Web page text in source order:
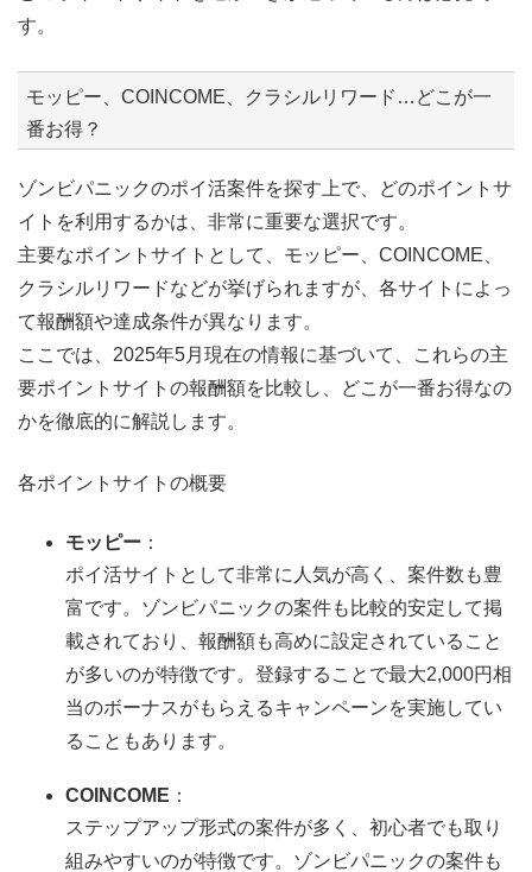
す。
モッピー、COINCOME、クラシルリワード…どこが一
番お得？
ゾンビパニックのポイ活案件を探す上で、どのポイントサ
イトを利用するかは、非常に重要な選択です。
主要なポイントサイトとして、モッピー、COINCOME、
クラシルリワードなどが挙げられますが、各サイトによっ
て報酬額や達成条件が異なります。
ここでは、2025年5月現在の情報に基づいて、これらの主
要ポイントサイトの報酬額を比較し、どこが一番お得なの
かを徹底的に解説します。
各ポイントサイトの概要
モッピー ：
ポイ活サイトとして非常に人気が高く、案件数も豊
富です。ゾンビパニックの案件も比較的安定して掲
載されており、報酬額も高めに設定されていること
が多いのが特徴です。登録することで最大2,000円相
当のボーナスがもらえるキャンペーンを実施してい
ることもあります。
COINCOME ：
ステップアップ形式の案件が多く、初心者でも取り
組みやすいのが特徴です。ゾンビパニックの案件も